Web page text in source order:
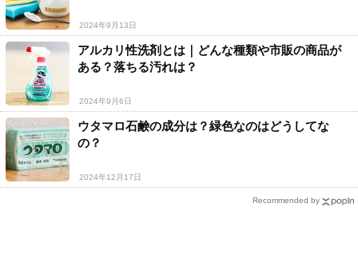
2024年9月13日
アルカリ性洗剤とは｜どんな種類や市販の商品が
ある？落ちる汚れは？
2024年9月6日
ウタマロ石鹸の成分は？緑色なのはどうしてな
の？
2024年12月17日
Recommended by